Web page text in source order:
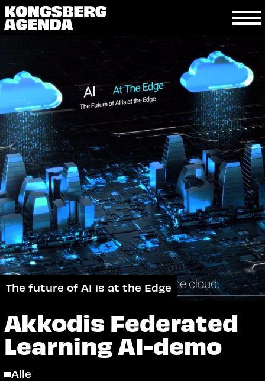
Akkodis Federated
Learning AI-demo
Alle
The future of AI is at the Edge